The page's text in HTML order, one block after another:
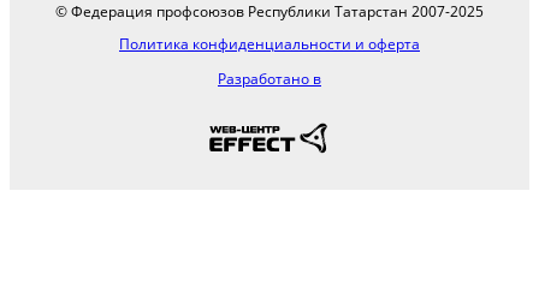
© Федерация профсоюзов Республики Татарстан 2007-2025
Политика конфиденциальности и оферта
Разработано в